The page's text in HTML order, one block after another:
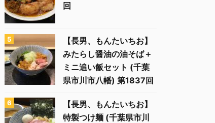
回
【長男、もんたいちお】
みたらし醤油の油そば＋
ミニ追い飯セット (千葉
県市川市八幡) 第1837回
【長男、もんたいちお】
特製つけ麺 (千葉県市川